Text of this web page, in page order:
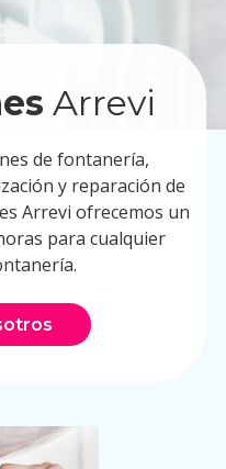
Arrevi
de fontanería,
y reparación de
Arrevi ofrecemos un
para cualquier